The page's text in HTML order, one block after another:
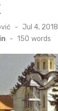
Posted
on
Jul 4, 2018
- 150 words